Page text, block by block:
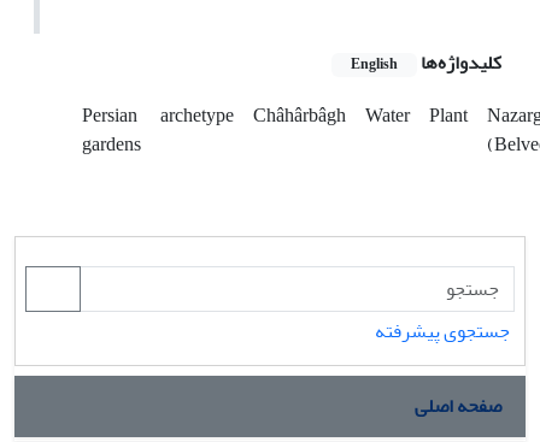
کلیدواژه‌ها English
Persian
gardens
archetype Châhârbâgh Water Plant
جستجوی پیشرفته
صفحه اصلی